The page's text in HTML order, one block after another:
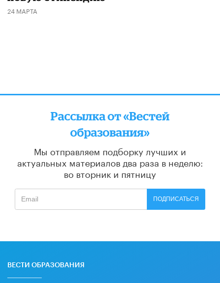
24 МАРТА
Рассылка от «Вестей
образования»
Мы отправляем подборку лучших и
актуальных материалов два раза в неделю:
во вторник и пятницу
ПОДПИСАТЬСЯ
ВЕСТИ ОБРАЗОВАНИЯ